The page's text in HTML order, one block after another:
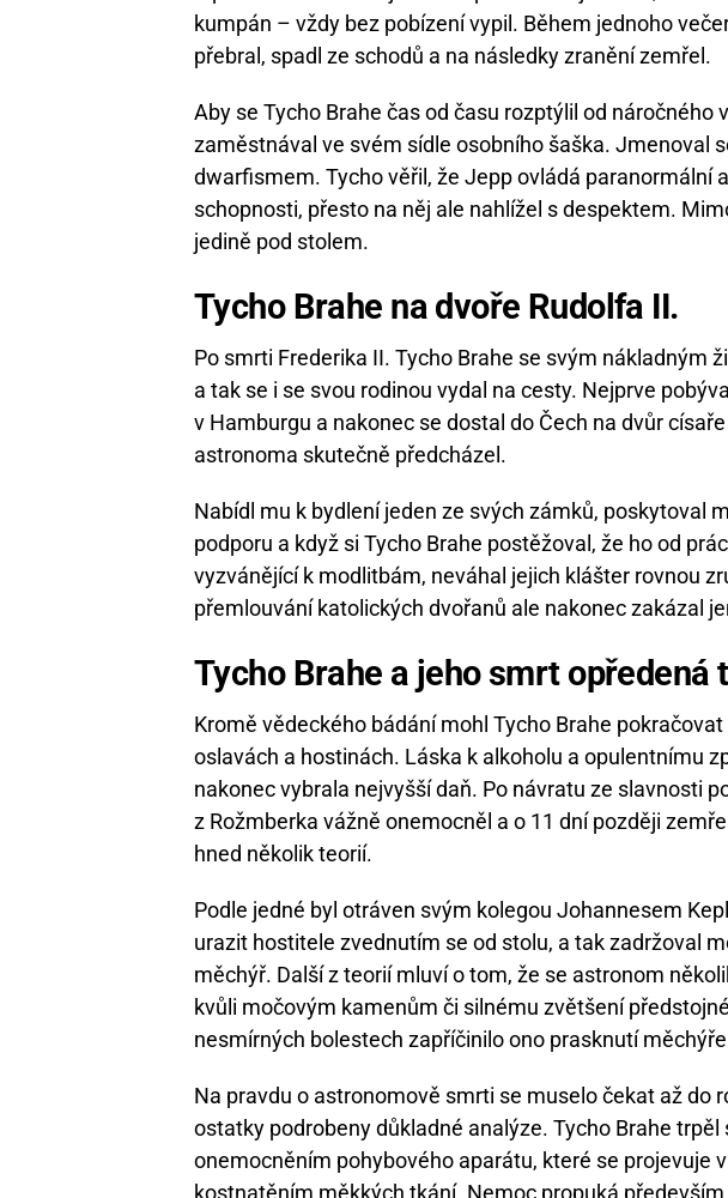
kumpán – vždy bez pobízení vypil. Během jednoho
přebral, spadl ze schodů a na následky zranění zemřel.
Aby se Tycho Brahe čas od času rozptýlil od náročného
zaměstnával ve svém sídle osobního šaška. Jmenoval
dwarfismem. Tycho věřil, že Jepp ovládá paranormální
schopnosti, přesto na něj ale nahlížel s despektem.
jedině pod stolem.
Tycho Brahe na dvoře Rudolfa II.
Po smrti Frederika II. Tycho Brahe se svým nákladným
a tak se i se svou rodinou vydal na cesty. Nejprve
v Hamburgu a nakonec se dostal do Čech na dvůr císaře
astronoma skutečně předcházel.
Nabídl mu k bydlení jeden ze svých zámků, poskytoval
podporu a když si Tycho Brahe postěžoval, že ho od
vyzvánějící k modlitbám, neváhal jejich klášter rovnou
přemlouvání katolických dvořanů ale nakonec zakázal
Tycho Brahe a jeho smrt opředená
Kromě vědeckého bádání mohl Tycho Brahe
oslavách a hostinách. Láska k alkoholu a opulentnímu
nakonec vybrala nejvyšší daň. Po návratu ze slavnosti
z Rožmberka vážně onemocněl a o 11 dní později
hned několik teorií.
Podle jedné byl otráven svým kolegou Johannesem
urazit hostitele zvednutím se od stolu, a tak zadržoval
měchýř. Další z teorií mluví o tom, že se astronom
kvůli močovým kamenům či silnému zvětšení
nesmírných bolestech zapříčinilo ono prasknutí
Na pravdu o astronomově smrti se muselo čekat až do
ostatky podrobeny důkladné analýze. Tycho Brahe
onemocněním pohybového aparátu, které se projevuje